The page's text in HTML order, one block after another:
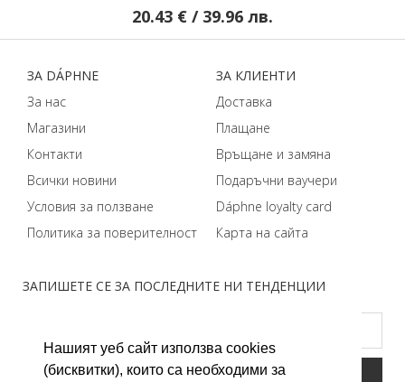
Нашият уеб сайт използва cookies
(бисквитки), които са необходими за
20.43 € / 39.96 лв.
ЗАПИШЕТЕ СЕ ЗА ПОСЛЕДНИТЕ НИ ТЕНДЕНЦИИ
ЗA DÁPHNЕ
За нас
Магазини
Контакти
Всички новини
Условия за ползване
Политика за поверителност
ЗA КЛИЕНТИ
Доставка
Плащане
Връщане и замяна
Подаръчни ваучери
Dáphnе loyalty card
Карта на сайта